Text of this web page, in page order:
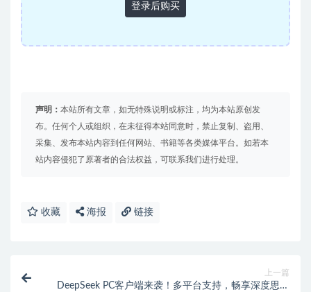
登录后购买
声明： 本站所有文章，如无特殊说明或标注，均为本站原创发
布。任何个人或组织，在未征得本站同意时，禁止复制、盗用、
采集、发布本站内容到任何网站、书籍等各类媒体平台。如若本
站内容侵犯了原著者的合法权益，可联系我们进行处理。
收藏 海报 链接
上一篇
DeepSeek PC客户端来袭！多平台支持，畅享深度思考